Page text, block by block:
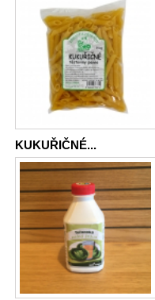
KUKUŘIČNÉ...